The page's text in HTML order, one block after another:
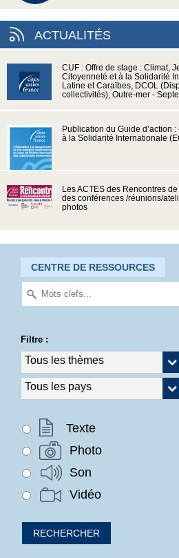
ACTUALITÉS
CUF : Offre de stage : Climat,
Citoyenneté et à la Solidarité
Latine et Caraïbes, DCOL
collectivités), Outre-mer -
Publication du Guide d’action
à la Solidarité Internationale
Les ACTES des Rencontres
des conférences /réunions/
photos
CENTRE DE RESSOURCES
Filtre :
Texte
Photo
Son
Vidéo